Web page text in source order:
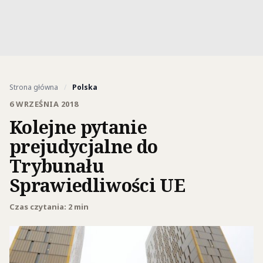
Strona główna / Polska
6 WRZEŚNIA 2018
Kolejne pytanie
prejudycjalne do
Trybunału
Sprawiedliwości UE
Czas czytania: 2 min